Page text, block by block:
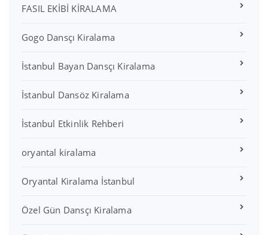
FASIL EKİBİ KİRALAMA
Gogo Dansçı Kiralama
İstanbul Bayan Dansçı Kiralama
İstanbul Dansöz Kiralama
İstanbul Etkinlik Rehberi
oryantal kiralama
Oryantal Kiralama İstanbul
Özel Gün Dansçı Kiralama